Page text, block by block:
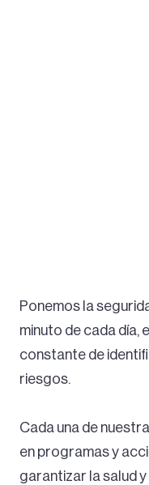
Ponemos la
minuto de cada día,
constante de
riesgos.
Cada una de
en programas y
garantizar la salud